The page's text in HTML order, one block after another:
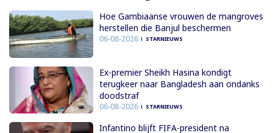
Hoe Gambiaanse vrouwen de mangroves
herstellen die Banjul beschermen
06-08-2026 STARNIEUWS
Ex-premier Sheikh Hasina kondigt
terugkeer naar Bangladesh aan ondanks
doodstraf
06-08-2026 STARNIEUWS
Infantino blijft FIFA-president na